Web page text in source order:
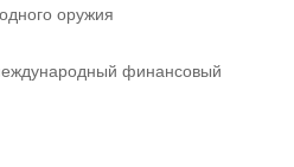
оружия
финансовый